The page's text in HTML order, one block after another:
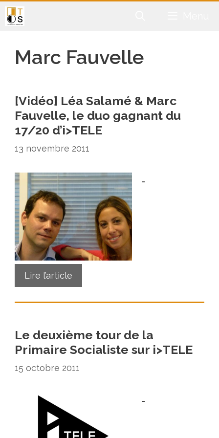
Aller
au
Marc Fauvelle
[Vidéo] Léa Salamé & Marc
Fauvelle, le duo gagnant du
17/20 d’i>TELE
13 novembre 2011
…
Lire l’article
Le deuxième tour de la
Primaire Socialiste sur i>TELE
15 octobre 2011
…